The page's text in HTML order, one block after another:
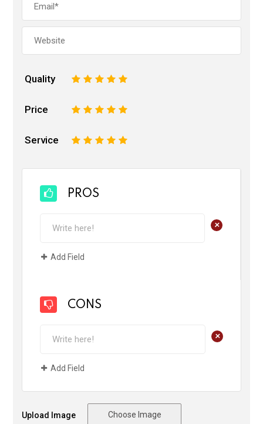
Quality 5
4
3
2
Price 5
4
3
2
Service 5
4
3
2
PROS
+
Add Field
CONS
+
Add Field
Upload Image Choose Image